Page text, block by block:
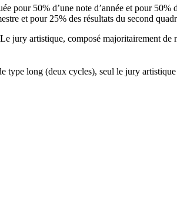
pour 50% d’une note d’année et pour
et pour 25% des résultats du second
jury artistique, composé majoritairement de
type long (deux cycles), seul le jury artistique